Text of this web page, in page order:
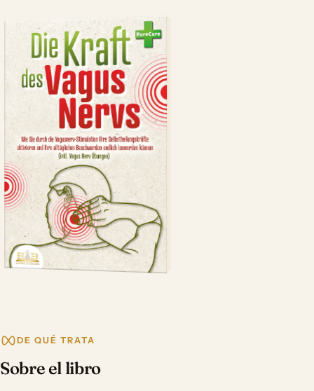
DE QUÉ TRATA
Sobre el libro